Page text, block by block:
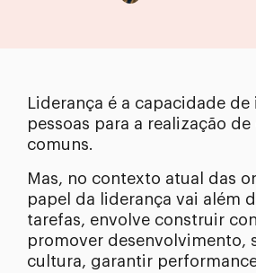
Liderança é a capacidade
pessoas para a realização
comuns.
Mas, no contexto atual das
papel da liderança vai além
tarefas, envolve construir
promover desenvolvimento,
cultura, garantir